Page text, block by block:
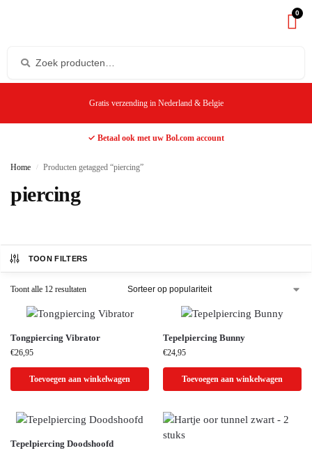
0
Gratis verzending in Nederland & Belgie
✓ Betaal ook met uw Bol.com account
Home / Producten getagged “piercing”
piercing
TOON FILTERS
Toont alle 12 resultaten
Tongpiercing Vibrator
€26,95
Toevoegen aan winkelwagen
Tepelpiercing Bunny
€24,95
Toevoegen aan winkelwagen
Tepelpiercing Doodshoofd